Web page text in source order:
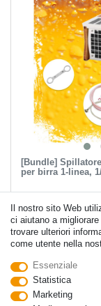
[Bundle]
per birra 1-linea,
RRP 1.114,00 €
1.047,48
*IVA inclusaescl.
Il nostro sito Web
ci aiutano a
trovare ulteriori
come utente nella
Essenziale
Statistica
Marketing